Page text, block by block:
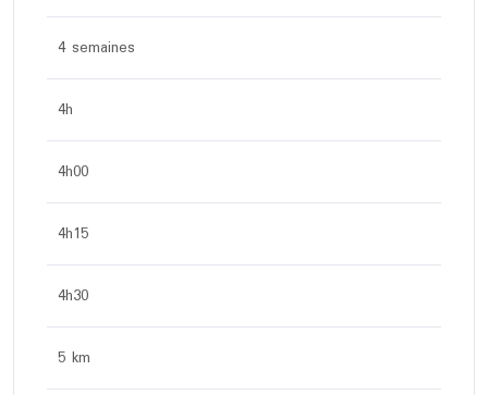
4 semaines
4h
4h00
4h15
4h30
5 km